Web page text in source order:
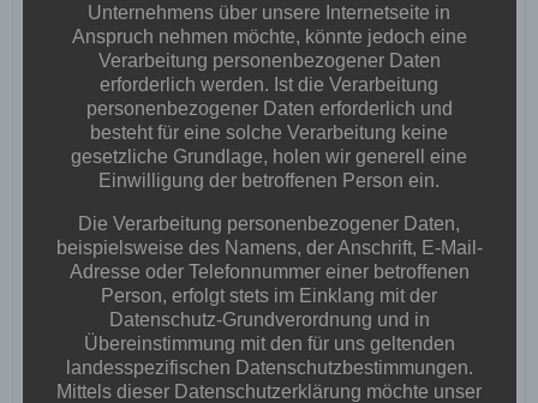
No Tag
Unternehmens über unsere Internetseite in
Anspruch nehmen möchte, könnte jedoch eine
Verarbeitung personenbezogener Daten
erforderlich werden. Ist die Verarbeitung
personenbezogener Daten erforderlich und
besteht für eine solche Verarbeitung keine
gesetzliche Grundlage, holen wir generell eine
Einwilligung der betroffenen Person ein.
Die Verarbeitung personenbezogener Daten,
beispielsweise des Namens, der Anschrift, E-Mail-
Adresse oder Telefonnummer einer betroffenen
Person, erfolgt stets im Einklang mit der
Datenschutz-Grundverordnung und in
Übereinstimmung mit den für uns geltenden
landesspezifischen Datenschutzbestimmungen.
Mittels dieser Datenschutzerklärung möchte unser